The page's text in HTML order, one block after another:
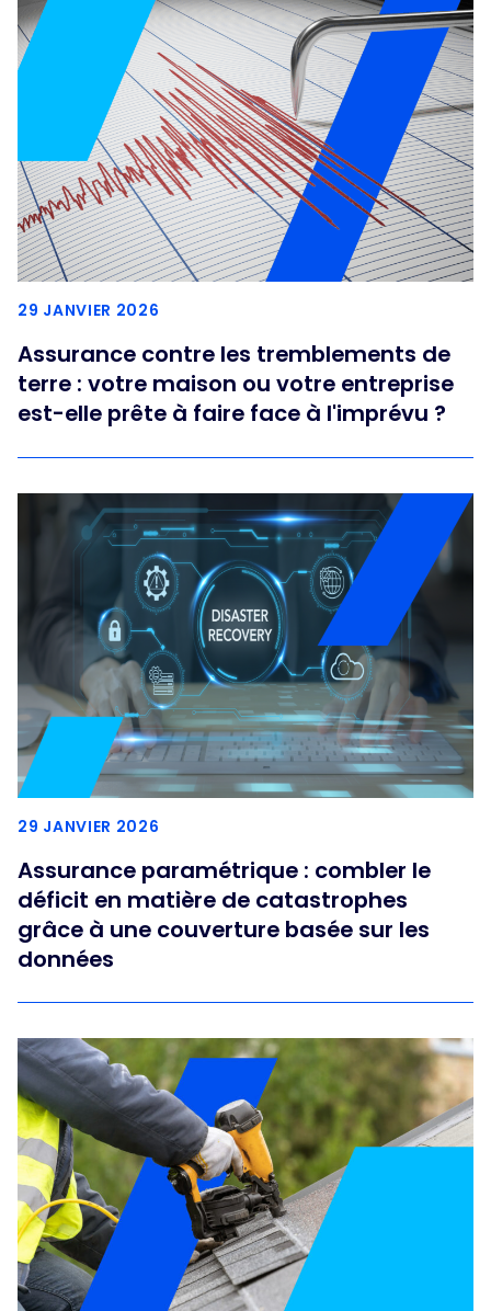
29 JANVIER 2026
Assurance contre les tremblements de
terre : votre maison ou votre entreprise
est-elle prête à faire face à l'imprévu ?
29 JANVIER 2026
Assurance paramétrique : combler le
déficit en matière de catastrophes
grâce à une couverture basée sur les
données